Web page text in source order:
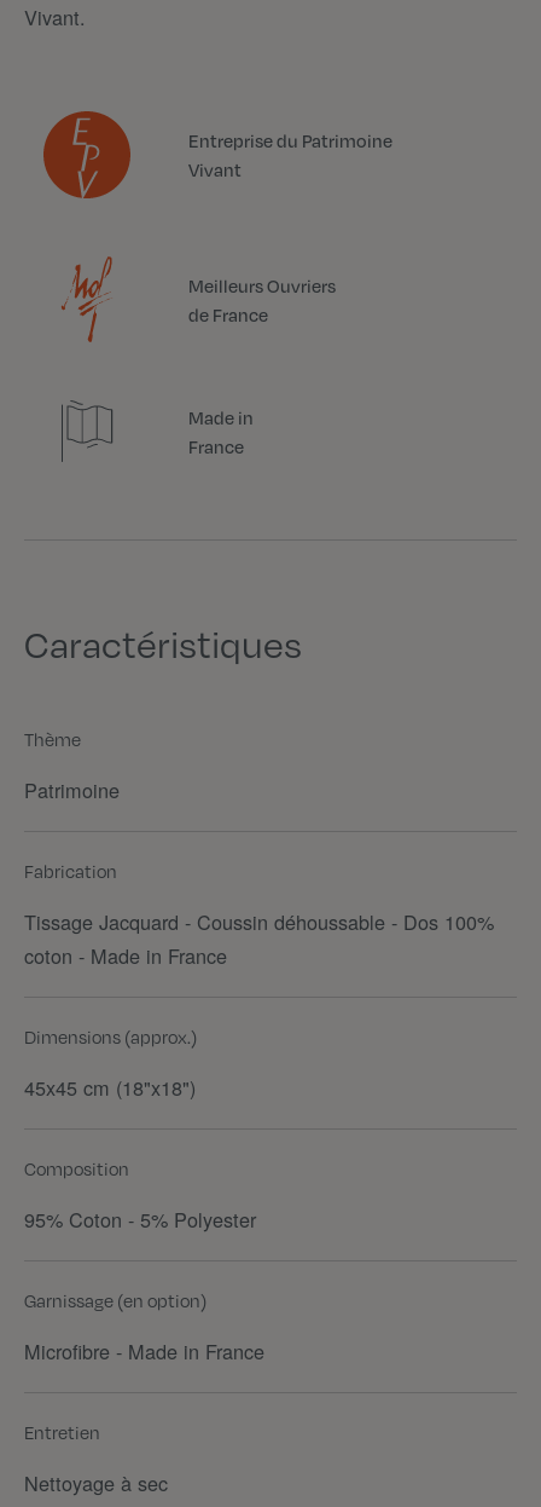
Vivant.
Entreprise du Patrimoine
Vivant
Meilleurs Ouvriers
de France
Made in
France
Caractéristiques
Thème
Patrimoine
Fabrication
Tissage Jacquard - Coussin déhoussable - Dos 100%
coton - Made in France
Dimensions (approx.)
45x45 cm (18"x18")
Composition
95% Coton - 5% Polyester
Garnissage (en option)
Microfibre - Made in France
Entretien
Nettoyage à sec